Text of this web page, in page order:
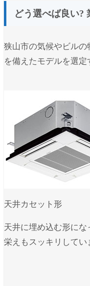
どう選べば良い?
狭山市の気候やビル
を備えたモデルを選
天井カセット形
天井に埋め込む形にな
栄えもスッキリしてい